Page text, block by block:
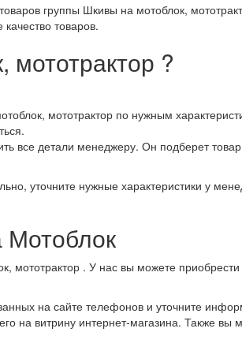
группы Шкивы на мотоблок,
товаров.
?
мототрактор по нужным
все детали менеджеру. Он подберет
уточните нужные характеристики у
Мотоблок
мототрактор . У нас вы можете
на сайте телефонов и уточните
на витрину интернет-магазина. Также вы